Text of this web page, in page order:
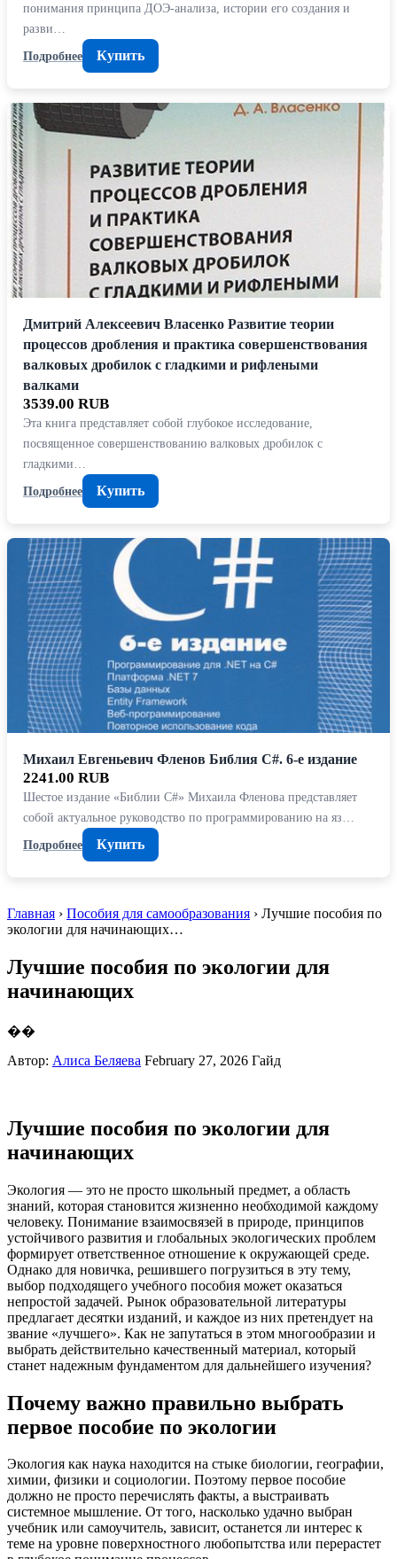
понимания принципа ДОЭ-анализа, истории его создания и
разви…
Подробнее
Купить
Дмитрий Алексеевич Власенко Развитие теории
процессов дробления и практика совершенствования
валковых дробилок с гладкими и рифлеными
валками
3539.00 RUB
Эта книга представляет собой глубокое исследование,
посвященное совершенствованию валковых дробилок с
гладкими…
Подробнее
Купить
Михаил Евгеньевич Фленов Библия C#. 6-е издание
2241.00 RUB
Шестое издание «Библии C#» Михаила Фленова представляет
собой актуальное руководство по программированию на яз…
Подробнее
Купить
Главная › Пособия для самообразования › Лучшие пособия по
экологии для начинающих…
Лучшие пособия по экологии для
начинающих
��
Автор: Алиса Беляева February 27, 2026 Гайд
Лучшие пособия по экологии для
начинающих
Экология — это не просто школьный предмет, а область
знаний, которая становится жизненно необходимой каждому
человеку. Понимание взаимосвязей в природе, принципов
устойчивого развития и глобальных экологических проблем
формирует ответственное отношение к окружающей среде.
Однако для новичка, решившего погрузиться в эту тему,
выбор подходящего учебного пособия может оказаться
непростой задачей. Рынок образовательной литературы
предлагает десятки изданий, и каждое из них претендует на
звание «лучшего». Как не запутаться в этом многообразии и
выбрать действительно качественный материал, который
станет надежным фундаментом для дальнейшего изучения?
Почему важно правильно выбрать
первое пособие по экологии
Экология как наука находится на стыке биологии, географии,
химии, физики и социологии. Поэтому первое пособие
должно не просто перечислять факты, а выстраивать
системное мышление. От того, насколько удачно выбран
учебник или самоучитель, зависит, останется ли интерес к
теме на уровне поверхностного любопытства или перерастет